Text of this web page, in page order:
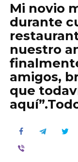
Mi novio
durante
nuestro
amigos,
que